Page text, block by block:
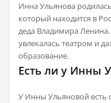
Инна Ульянова
который находится в
деда Владимира
увлекалась театром и
образование.
Есть ли у Инны
У Инны Ульяновой есть